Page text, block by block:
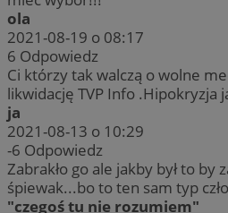
ola
2021-08-19 o 08:17
6 Odpowiedz
Ci którzy tak walczą o wolne
likwidację TVP Info .Hipokryzja
ja
2021-08-13 o 10:29
-6 Odpowiedz
Zabrakło go ale jakby był to by
śpiewak...bo to ten sam typ
"czegoś tu nie rozumiem"